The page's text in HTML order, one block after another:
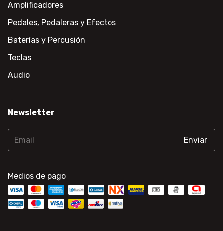
Amplificadores
Pedales, Pedaleras y Efectos
Baterías y Percusión
Teclas
Audio
Newsletter
Medios de pago